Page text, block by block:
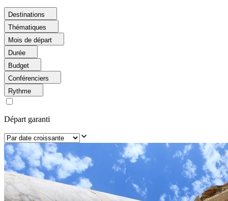
Destinations
Thématiques
Mois de départ
Durée
Budget
Conférenciers
Rythme
Départ garanti